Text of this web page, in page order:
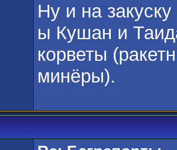
Ну и на
ы Кушан и
корветы
минёры).